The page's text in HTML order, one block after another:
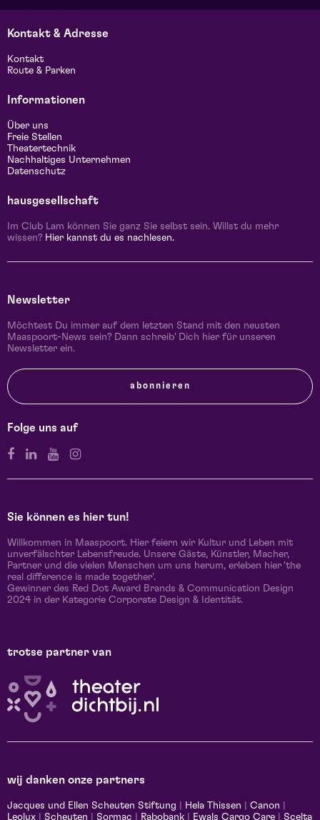
Kontakt & Adresse
Kontakt
Route & Parken
Informationen
Über uns
Freie Stellen
Theatertechnik
Nachhaltiges Unternehmen
Datenschutz
hausgesellschaft
Im Club Lam können Sie ganz Sie selbst sein. Willst du mehr
wissen? Hier kannst du es nachlesen.
Newsletter
Möchtest Du immer auf dem letzten Stand mit den neusten
Maaspoort-News sein? Dann schreib' Dich hier für unseren
Newsletter ein.
abonnieren
Folge uns auf
Sie können es hier tun!
Willkommen in Maaspoort. Hier feiern wir Kultur und Leben mit
unverfälschter Lebensfreude. Unsere Gäste, Künstler, Macher,
Partner und die vielen Menschen um uns herum, erleben hier 'the
real difference is made together'.
Gewinner des Red Dot Award Brands & Communication Design
2024 in der Kategorie Corporate Design & Identität.
trotse partner van
wij danken onze partners
Jacques und Ellen Scheuten Stiftung Hela Thissen Canon
Leolux
Scheuten Sormac Rabobank Ewals Cargo Care Scelta